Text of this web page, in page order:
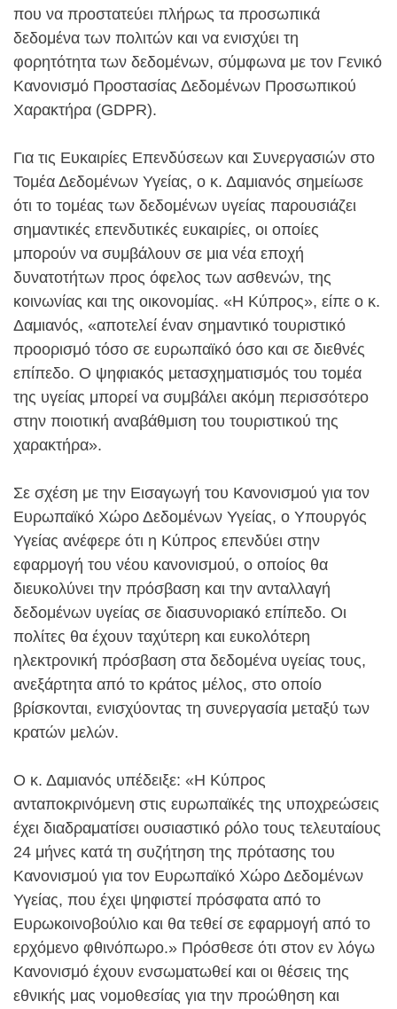
που να προστατεύει πλήρως τα προσωπικά
δεδομένα των πολιτών και να ενισχύει τη
φορητότητα των δεδομένων, σύμφωνα με τον Γενικό
Κανονισμό Προστασίας Δεδομένων Προσωπικού
Χαρακτήρα (GDPR).
Για τις Ευκαιρίες Επενδύσεων και Συνεργασιών στο
Τομέα Δεδομένων Υγείας, ο κ. Δαμιανός σημείωσε
ότι το τομέας των δεδομένων υγείας παρουσιάζει
σημαντικές επενδυτικές ευκαιρίες, οι οποίες
μπορούν να συμβάλουν σε μια νέα εποχή
δυνατοτήτων προς όφελος των ασθενών, της
κοινωνίας και της οικονομίας. «Η Κύπρος», είπε ο κ.
Δαμιανός, «αποτελεί έναν σημαντικό τουριστικό
προορισμό τόσο σε ευρωπαϊκό όσο και σε διεθνές
επίπεδο. Ο ψηφιακός μετασχηματισμός του τομέα
της υγείας μπορεί να συμβάλει ακόμη περισσότερο
στην ποιοτική αναβάθμιση του τουριστικού της
χαρακτήρα».
Σε σχέση με την Εισαγωγή του Κανονισμού για τον
Ευρωπαϊκό Χώρο Δεδομένων Υγείας, ο Υπουργός
Υγείας ανέφερε ότι η Κύπρος επενδύει στην
εφαρμογή του νέου κανονισμού, ο οποίος θα
διευκολύνει την πρόσβαση και την ανταλλαγή
δεδομένων υγείας σε διασυνοριακό επίπεδο. Οι
πολίτες θα έχουν ταχύτερη και ευκολότερη
ηλεκτρονική πρόσβαση στα δεδομένα υγείας τους,
ανεξάρτητα από το κράτος μέλος, στο οποίο
βρίσκονται, ενισχύοντας τη συνεργασία μεταξύ των
κρατών μελών.
Ο κ. Δαμιανός υπέδειξε: «Η Κύπρος
ανταποκρινόμενη στις ευρωπαϊκές της υποχρεώσεις
έχει διαδραματίσει ουσιαστικό ρόλο τους τελευταίους
24 μήνες κατά τη συζήτηση της πρότασης του
Κανονισμού για τον Ευρωπαϊκό Χώρο Δεδομένων
Υγείας, που έχει ψηφιστεί πρόσφατα από το
Ευρωκοινοβούλιο και θα τεθεί σε εφαρμογή από το
ερχόμενο φθινόπωρο.» Πρόσθεσε ότι στον εν λόγω
Κανονισμό έχουν ενσωματωθεί και οι θέσεις της
εθνικής μας νομοθεσίας για την προώθηση και